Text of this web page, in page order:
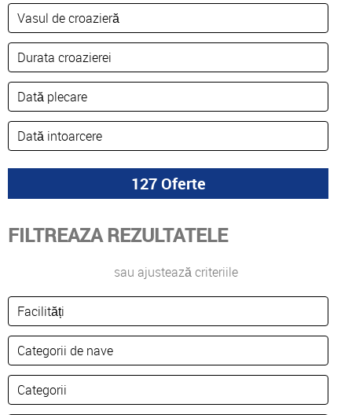
FILTREAZA REZULTATELE
sau ajustează criteriile